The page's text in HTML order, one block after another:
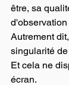
être, sa
Autrement
singularité
Et cela ne
écran.